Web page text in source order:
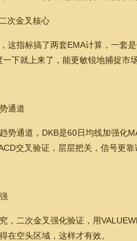
次金叉核心
这指标搞了两套EMA计算，一套
下就上来了，能更敏锐地捕捉市场
通道
势通道，DKB是60日均线加强化
交叉验证，层层把关，信号更靠
，二次金叉强化验证，用
在空头区域，这样才有效。